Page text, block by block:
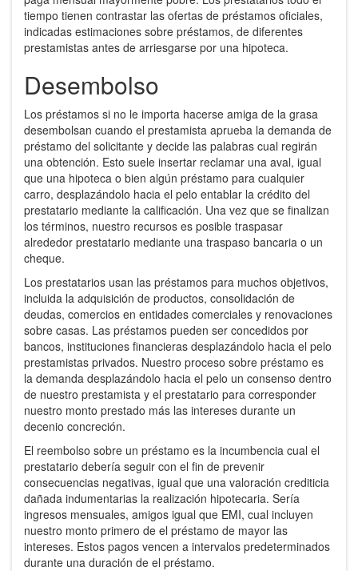
tiempo tienen contrastar las ofertas de préstamos oficiales,
indicadas estimaciones sobre préstamos, de diferentes
prestamistas antes de arriesgarse por una hipoteca.
Desembolso
Los préstamos si no le importa hacerse amiga de la grasa
desembolsan cuando el prestamista aprueba la demanda de
préstamo del solicitante y decide las palabras cual regirán
una obtención. Esto suele insertar reclamar una aval, igual
que una hipoteca o bien algún préstamo para cualquier
carro, desplazándolo hacia el pelo entablar la crédito del
prestatario mediante la calificación. Una vez que se finalizan
los términos, nuestro recursos es posible traspasar
alrededor prestatario mediante una traspaso bancaria o un
cheque.
Los prestatarios usan las préstamos para muchos objetivos,
incluida la adquisición de productos, consolidación de
deudas, comercios en entidades comerciales y renovaciones
sobre casas. Las préstamos pueden ser concedidos por
bancos, instituciones financieras desplazándolo hacia el pelo
prestamistas privados. Nuestro proceso sobre préstamo es
la demanda desplazándolo hacia el pelo un consenso dentro
de nuestro prestamista y el prestatario para corresponder
nuestro monto prestado más las intereses durante un
decenio concreción.
El reembolso sobre un préstamo es la incumbencia cual el
prestatario debería seguir con el fin de prevenir
consecuencias negativas, igual que una valoración crediticia
dañada indumentarias la realización hipotecaria. Serí­a
ingresos mensuales, amigos igual que EMI, cual incluyen
nuestro monto primero de el préstamo de mayor las
intereses. Estos pagos vencen a intervalos predeterminados
durante una duración de el préstamo.